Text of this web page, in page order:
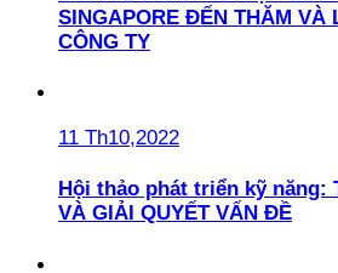
SINGAPORE ĐẾN THĂM VÀ
CÔNG TY
11 Th10,2022
Hội thảo phát triển kỹ năng:
VÀ GIẢI QUYẾT VẤN ĐỀ